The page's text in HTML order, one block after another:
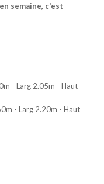
semaine, c'est
- Larg 2.05m - Haut
- Larg 2.20m - Haut